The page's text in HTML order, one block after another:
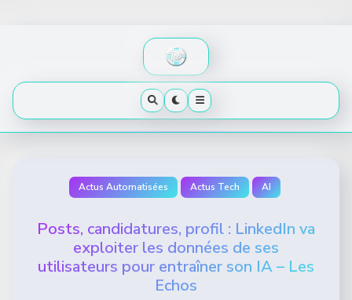
Actus Automatisées Actus Tech AI
Posts, candidatures, profil : LinkedIn va
exploiter les données de ses
utilisateurs pour entraîner son IA – Les
Echos